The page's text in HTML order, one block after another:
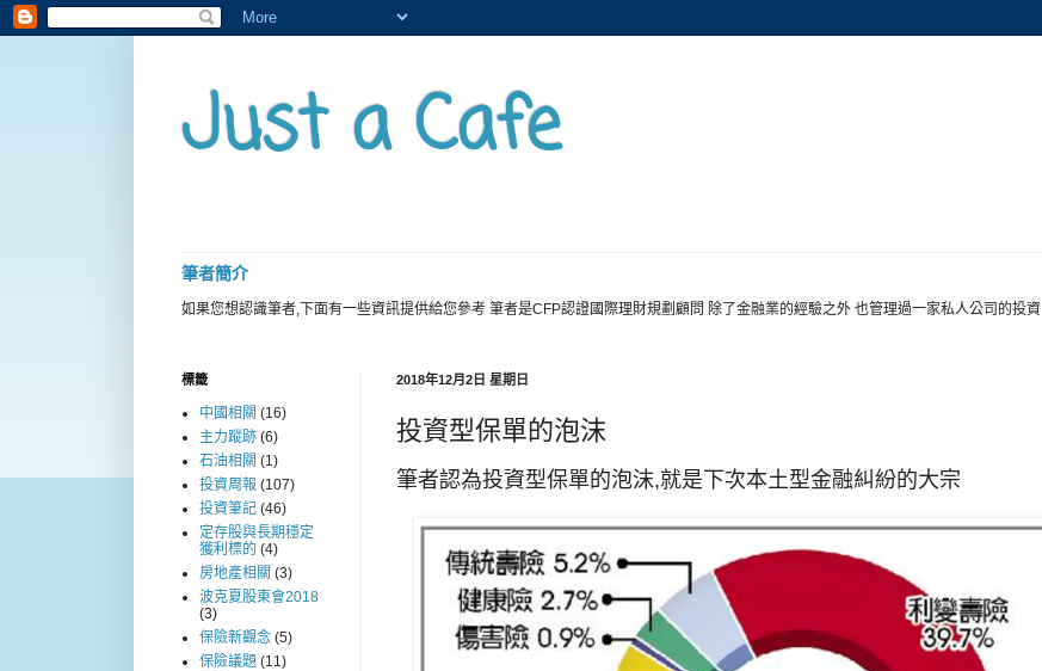
Just a Cafe
筆者簡介
如果您想認識筆者,下面有一些資訊提供給您參考 筆者是CFP認證國際理財規劃顧問 除了金融業的經驗之外 也管理過一家私人公司的投資
2018年12月2日 星期日
投資型保單的泡沫
筆者認為投資型保單的泡沫,就是下次本土型金融糾紛的大宗
標籤
中國相關 (16)
主力蹤跡 (6)
石油相關 (1)
投資周報 (107)
投資筆記 (46)
定存股與長期穩定
獲利標的 (4)
房地產相關 (3)
波克夏股東會2018
(3)
保險新觀念 (5)
保險議題 (11)